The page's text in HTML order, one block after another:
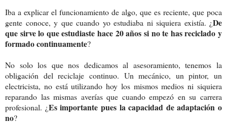
Iba a explicar el funcionamiento de algo, que es reciente, que poca
gente conoce, y que cuando yo estudiaba ni siquiera existía. ¿De
que sirve lo que estudiaste hace 20 años si no te has reciclado y
formado continuamente?
No solo los que nos dedicamos al asesoramiento, tenemos la
obligación del reciclaje continuo. Un mecánico, un pintor, un
electricista, no está utilizando hoy los mismos medios ni siquiera
reparando las mismas averías que cuando empezó en su carrera
profesional. ¿Es importante pues la capacidad de adaptación o
no?